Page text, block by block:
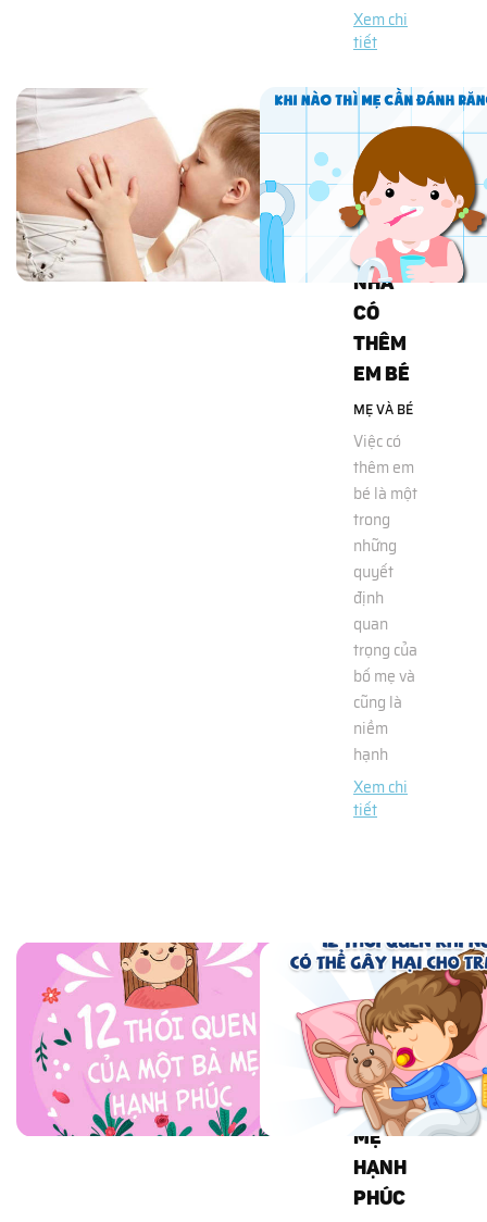
Xem chi
tiết
CÁCH
CHUẨN
BỊ TÂM
LÝ CHO
CON
KHI
NHÀ
CÓ
THÊM
EM BÉ
MẸ VÀ BÉ
Việc có
thêm em
bé là một
trong
những
quyết
định
quan
trọng của
bố mẹ và
cũng là
niềm
hạnh
Xem chi
tiết
12
THÓI
QUEN
CỦA
MỘT
BÀ
MẸ
HẠNH
PHÚC